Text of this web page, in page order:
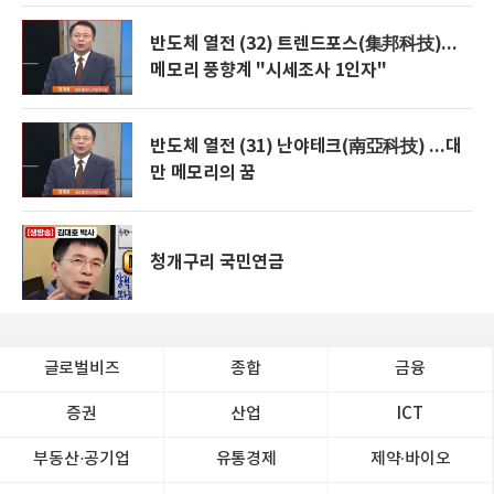
반도체 열전 (32) 트렌드포스(集邦科技)...
메모리 풍향계 "시세조사 1인자"
반도체 열전 (31) 난야테크(南亞科技) ...대
만 메모리의 꿈
청개구리 국민연금
글로벌비즈 종합 금융
증권 산업 ICT
부동산·공기업 유통경제 제약∙바이오